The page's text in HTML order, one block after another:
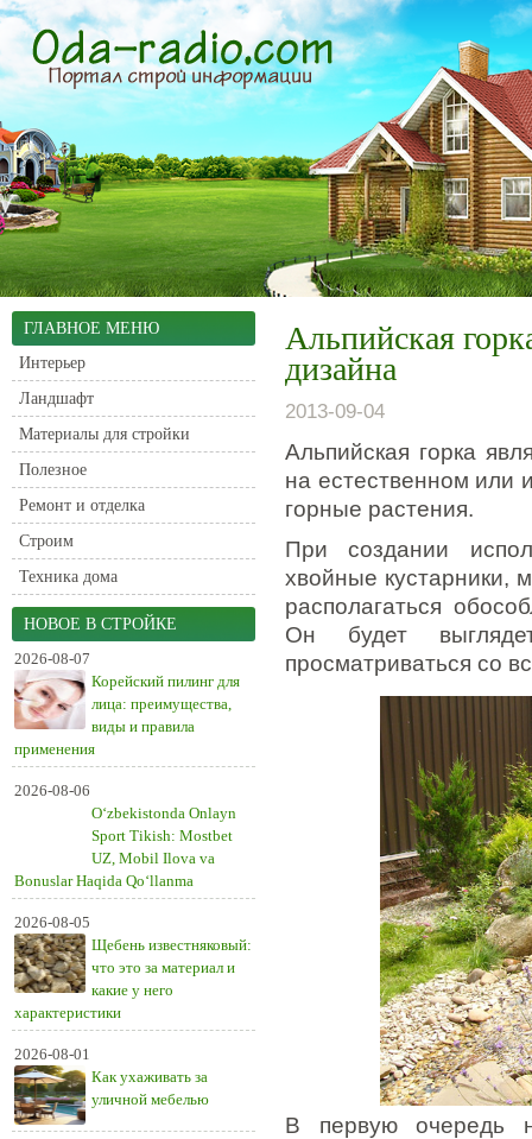
ГЛАВНОЕ МЕНЮ
Интерьер
Ландшафт
Материалы для стройки
Полезное
Ремонт и отделка
Строим
Техника дома
НОВОЕ В СТРОЙКЕ
2026-08-07
Корейский пилинг для
лица: преимущества,
виды и правила
применения
2026-08-06
O‘zbekistonda Onlayn
Sport Tikish: Mostbet
UZ, Mobil Ilova va
Bonuslar Haqida Qo‘llanma
2026-08-05
Щебень известняковый:
что это за материал и
какие у него
характеристики
2026-08-01
Как ухаживать за
уличной мебелью
Альпийская
дизайна
2013-09-04
Альпийская горка
на естественном или
горные растения.
При создании
хвойные кустарники,
располагаться
Он будет
просматриваться со
В первую очередь